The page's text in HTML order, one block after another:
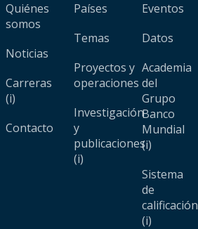
Quiénes
somos
Noticias
Carreras
(i)
Contacto
Países
Temas
Proyectos y
operaciones
Investigación
y
publicaciones
(i)
Eventos
Datos
Academia
del
Grupo
Banco
Mundial
(i)
Sistema
de
calificación
(i)